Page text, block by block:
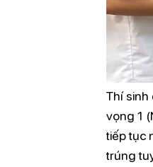
Thí
vọng 1
tiếp tục
trúng